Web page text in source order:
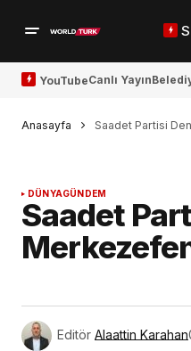
YouTubeCanlı Yayın
Anasayfa Saadet Partisi
DÜNYAGÜNDEM
Saadet
Editör Alaattin Karahan